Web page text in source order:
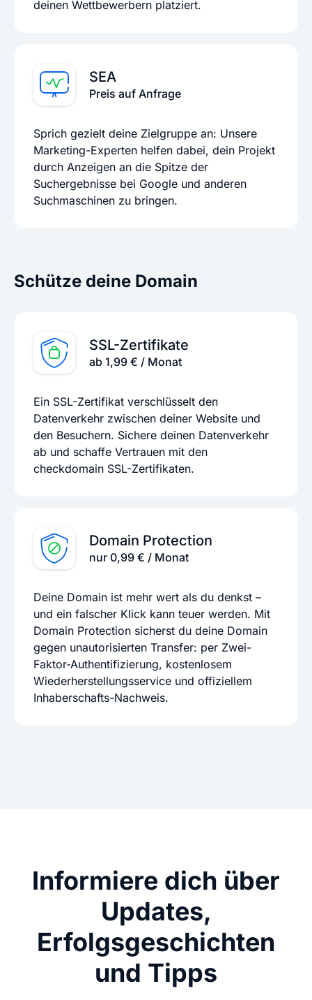
deinen Wettbewerbern platziert.
SEA
Preis auf Anfrage
Sprich gezielt deine Zielgruppe an: Unsere
Marketing-Experten helfen dabei, dein Projekt
durch Anzeigen an die Spitze der
Suchergebnisse bei Google und anderen
Suchmaschinen zu bringen.
Schütze deine Domain
SSL-Zertifikate
ab 1,99 € / Monat
Ein SSL-Zertifikat verschlüsselt den
Datenverkehr zwischen deiner Website und
den Besuchern. Sichere deinen Datenverkehr
ab und schaffe Vertrauen mit den
checkdomain SSL-Zertifikaten.
Domain Protection
nur 0,99 € / Monat
Deine Domain ist mehr wert als du denkst –
und ein falscher Klick kann teuer werden. Mit
Domain Protection sicherst du deine Domain
gegen unautorisierten Transfer: per Zwei-
Faktor-Authentifizierung, kostenlosem
Wiederherstellungsservice und offiziellem
Inhaberschafts-Nachweis.
Informiere dich über
Updates,
Erfolgsgeschichten
und Tipps